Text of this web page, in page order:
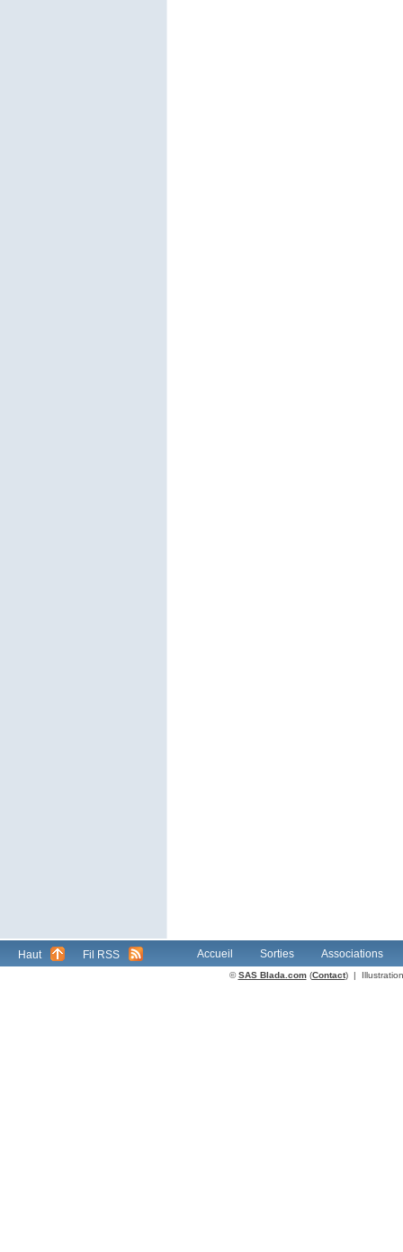
Haut Fil RSS Accueil Sorties Associations
©SAS Blada.com(Contact) |